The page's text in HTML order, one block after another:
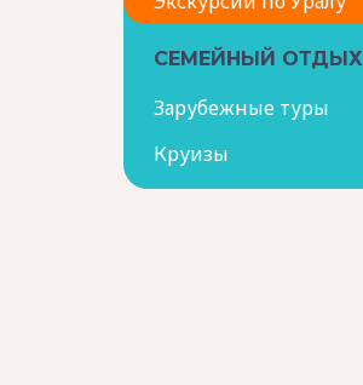
СЕМЕЙНЫЙ ОТДЫХ
Зарубежные туры
Круизы